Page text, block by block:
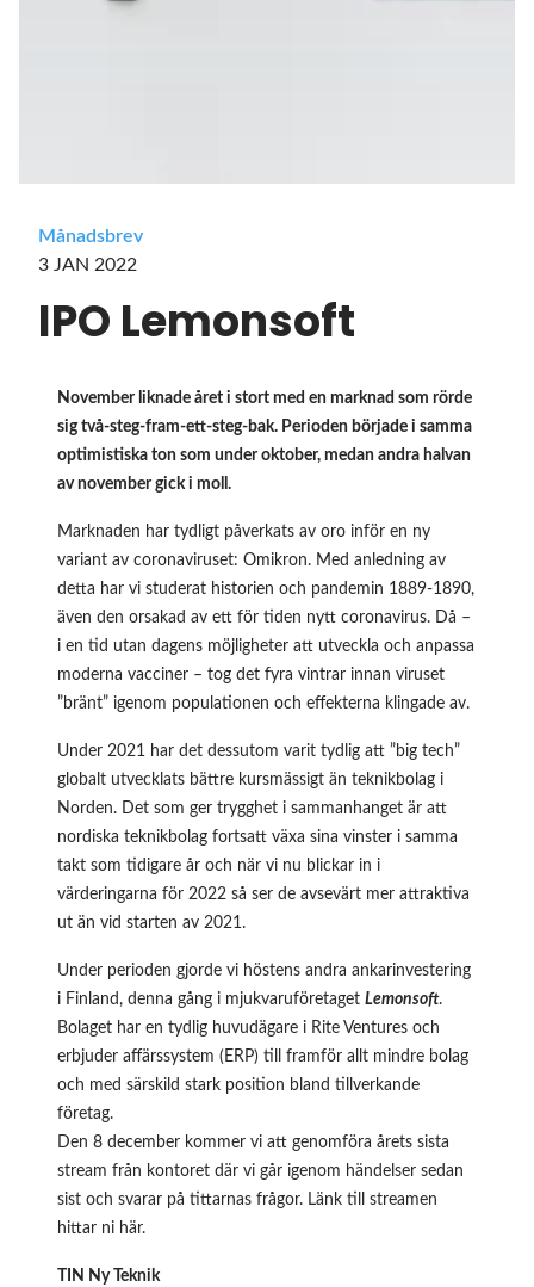
Månadsbrev
3 JAN 2022
IPO Lemonsoft
November liknade året i stort med en marknad som rörde
sig två-steg-fram-ett-steg-bak. Perioden började i samma
optimistiska ton som under oktober, medan andra halvan
av november gick i moll.
Marknaden har tydligt påverkats av oro inför en ny
variant av coronaviruset: Omikron. Med anledning av
detta har vi studerat historien och pandemin 1889-1890,
även den orsakad av ett för tiden nytt coronavirus. Då –
i en tid utan dagens möjligheter att utveckla och anpassa
moderna vacciner – tog det fyra vintrar innan viruset
”bränt” igenom populationen och effekterna klingade av.
Under 2021 har det dessutom varit tydlig att ”big tech”
globalt utvecklats bättre kursmässigt än teknikbolag i
Norden. Det som ger trygghet i sammanhanget är att
nordiska teknikbolag fortsatt växa sina vinster i samma
takt som tidigare år och när vi nu blickar in i
värderingarna för 2022 så ser de avsevärt mer attraktiva
ut än vid starten av 2021.
Under perioden gjorde vi höstens andra ankarinvestering
i Finland, denna gång i mjukvaruföretaget Lemonsoft.
Bolaget har en tydlig huvudägare i Rite Ventures och
erbjuder affärssystem (ERP) till framför allt mindre bolag
och med särskild stark position bland tillverkande
företag.
Den 8 december kommer vi att genomföra årets sista
stream från kontoret där vi går igenom händelser sedan
sist och svarar på tittarnas frågor. Länk till streamen
hittar ni här.
TIN Ny Teknik